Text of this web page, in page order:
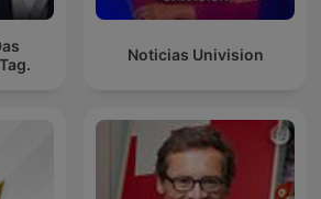
Noticias Univision